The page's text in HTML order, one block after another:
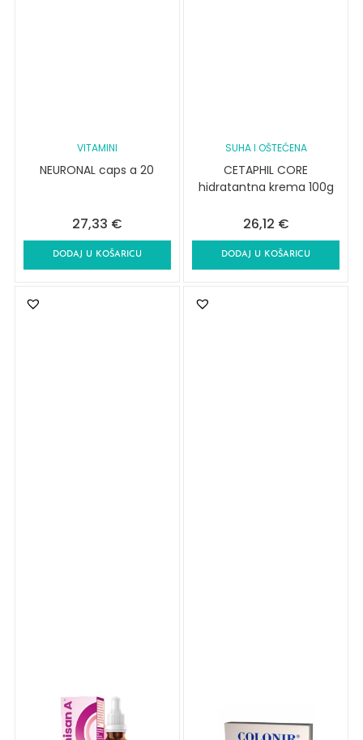
VITAMINI
NEURONAL caps a 20
27,33 €
DODAJ U KOŠARICU
SUHA I OŠTEĆENA
CETAPHIL CORE
hidratantna krema 100g
26,12 €
DODAJ U KOŠARICU